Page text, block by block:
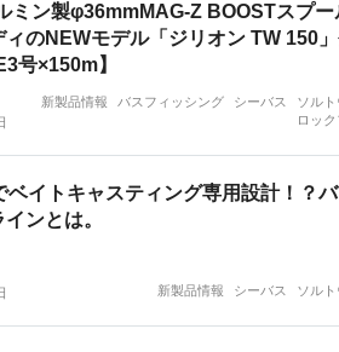
ミン製φ36mmMAG-Z BOOSTスプー
ィのNEWモデル「ジリオン TW 150
号×150m】
新製品情報 バスフィッシング シーバス ソル
ロッ
ベイトキャスティング専用設計！？
ンとは。
新製品情報 シーバス ソル